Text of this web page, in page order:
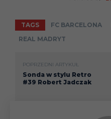
TAGS FC BARCELONA
REAL MADRYT
POPRZEDNI ARTYKUŁ
Sonda w stylu Retro
#39 Robert Jadczak